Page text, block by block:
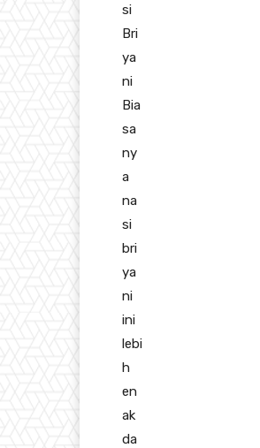
si
Bri
ya
ni
Bia
sa
ny
a
na
si
bri
ya
ni
ini
lebi
h
en
ak
da